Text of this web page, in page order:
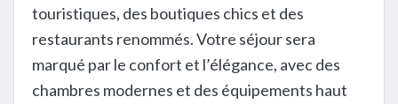
touristiques, des boutiques chics et des
restaurants renommés. Votre séjour sera
marqué par le confort et l’élégance, avec des
chambres modernes et des équipements haut